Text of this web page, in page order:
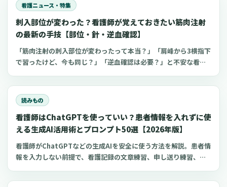
看護ニュース・特集
刺入部位が変わった？看護師が覚えておきたい筋肉注射
の最新の手技【部位・針・逆血確認】
「筋肉注射の刺入部位が変わったって本当？」「肩峰から3横指下
で習ったけど、今も同じ？」「逆血確認は必要？」と不安な看護
び方、針のゲージと長さ、皮下注射との違い、神経損傷やSIRVA
を避けるポイント、ワクチン接種時の手順までわかりやすく解説
します。
読みもの
看護師はChatGPTを使っていい？患者情報を入れずに使
える生成AI活用術とプロンプト50選【2026年版】
看護師がChatGPTなどの生成AIを安全に使う方法を解説。患者情
報を入力しない前提で、看護記録の文章練習、申し送り練習、復